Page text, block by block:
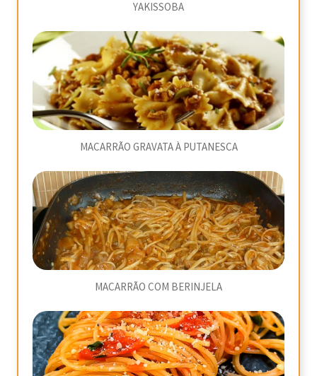
YAKISSOBA
MACARRÃO GRAVATA À PUTANESCA
MACARRÃO COM BERINJELA